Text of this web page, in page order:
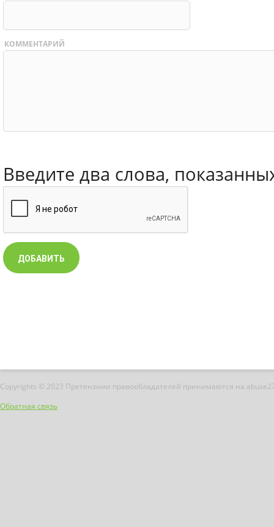
КОММЕНТАРИЙ
Введите два слова,
Copyrights © 2023 Претензиии правообладателей принимаются на
Обратная связь